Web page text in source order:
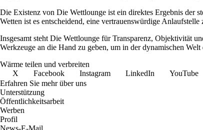
Die Existenz von Die Wettlounge ist ein direktes Ergebnis der
Wetten ist es entscheidend, eine vertrauenswürdige
Insgesamt steht Die Wettlounge für Transparenz, Objektivität
Werkzeuge an die Hand zu geben, um in der dynamischen
Wärme teilen und verbreiten
X
Facebook Instagram LinkedIn YouTube
Erfahren Sie mehr über uns
Unterstützung
Öffentlichkeitsarbeit
Werben
Profil
News-E-Mail